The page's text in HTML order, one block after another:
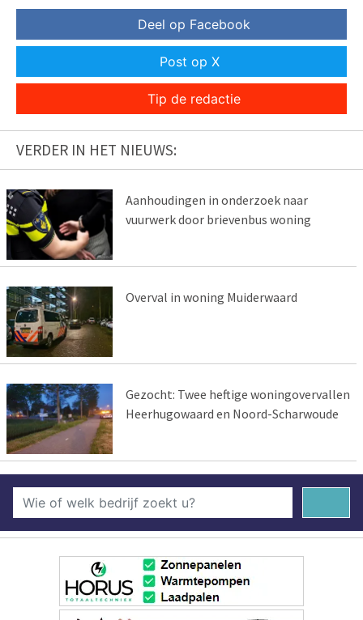
Deel op Facebook
Post op X
Tip de redactie
VERDER IN HET NIEUWS:
Aanhoudingen in onderzoek naar
vuurwerk door brievenbus woning
Overval in woning Muiderwaard
Gezocht: Twee heftige woningovervallen
Heerhugowaard en Noord-Scharwoude